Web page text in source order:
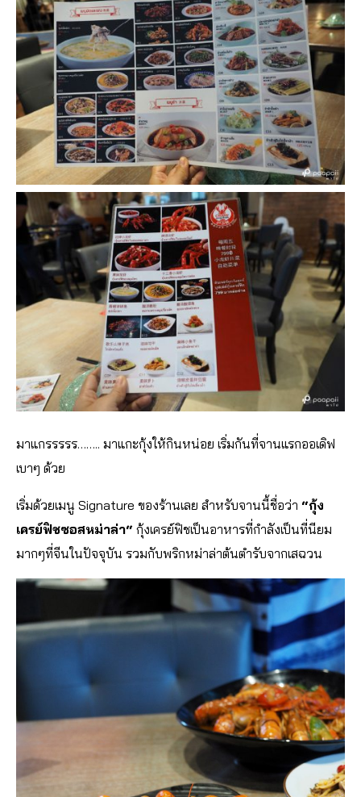
มาแกรรรรร…….. มาแกะกุ้งให้กินหน่อย เริ่มกันที่จานแรกออเดิฟ
เบาๆ ด้วย
เริ่มด้วยเมนู Signature ของร้านเลย สำหรับจานนี้ชื่อว่า “กุ้ง
เครย์ฟิชซอสหม่าล่า“ กุ้งเครย์ฟิชเป็นอาหารที่กำลังเป็นที่นียม
มากๆที่จีนในปัจจุบัน รวมกับพริกหม่าล่าต้นตำรับจากเสฉวน